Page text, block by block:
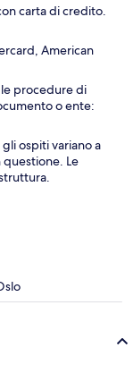
carta di credito.
American
procedure di
o ente:
ospiti variano a
Le